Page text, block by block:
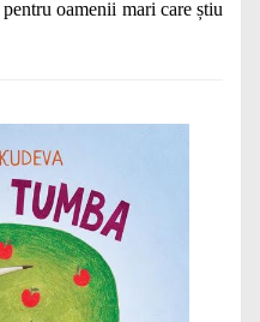
oamenii mari care știu